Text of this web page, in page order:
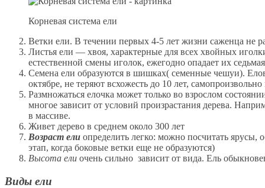
Корневая система ели
Ветки ели. В течении первых 4-5 лет жизни саженца не
Листья ели — хвоя, характерные для всех хвойных
естественной смены иголок, ежегодно опадает их
Семена ели образуются в шишках( семенные чешуи).
октябре, не теряют всхожесть до 10 лет,
Размножаться елочка может только во взрослом
многое зависит от условий произрастания дерева.
в массиве.
Живет дерево в среднем около 300 лет
Возраст ели определить легко: можно посчитать ярусы,
этап, когда боковые ветки еще не образуются)
Высота ели очень сильно зависит от вида. Ель
Виды ели